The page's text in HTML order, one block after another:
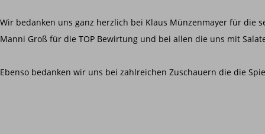
Wir bedanken uns ganz herzlich bei Klaus Münzenmayer für die
Manni Groß für die TOP Bewirtung und bei allen die uns mit
Ebenso bedanken wir uns bei zahlreichen Zuschauern die die